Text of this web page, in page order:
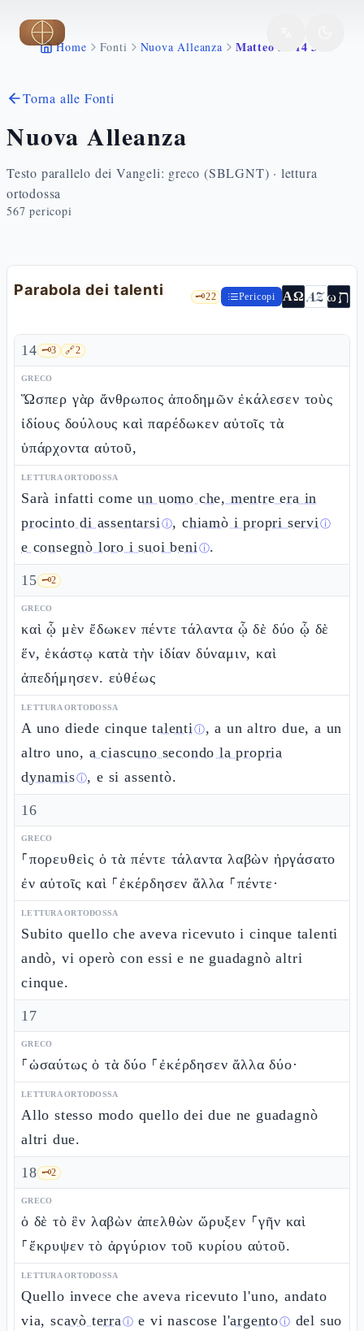
Vai al contenuto principale
Home Fonti Nuova Alleanza Matteo 25 14 30
Torna alle Fonti
Nuova Alleanza
Testo parallelo dei Vangeli: greco (SBLGNT) · lettura
ortodossa
567 pericopi
Parabola dei talenti 🗝️22 Pericopi ΑΩ AZωת
14 🗝️3 🔗2
GRECO
Ὥσπερ γὰρ ἄνθρωπος ἀποδημῶν ἐκάλεσεν τοὺς
ἰδίους δούλους καὶ παρέδωκεν αὐτοῖς τὰ
ὑπάρχοντα αὐτοῦ,
LETTURA ORTODOSSA
Sarà infatti comeun uomo che, mentre era in
procinto di assentarsiⓘ,chiamò i propri serviⓘ
e consegnò loro i suoi beniⓘ.
15 🗝️2
GRECO
καὶ ᾧ μὲν ἔδωκεν πέντε τάλαντα ᾧ δὲ δύο ᾧ δὲ
ἕν, ἑκάστῳ κατὰ τὴν ἰδίαν δύναμιν, καὶ
ἀπεδήμησεν. εὐθέως
LETTURA ORTODOSSA
A uno diede cinquetalentiⓘ, a un altro due, a un
altro uno, a ciascuno secondo la propria
dynamisⓘ, e si assentò.
16
GRECO
⸀πορευθεὶς ὁ τὰ πέντε τάλαντα λαβὼν ἠργάσατο
ἐν αὐτοῖς καὶ ⸀ἐκέρδησεν ἄλλα ⸀πέντε·
LETTURA ORTODOSSA
Subito quello che aveva ricevuto i cinque talenti
andò, vi operò con essi e ne guadagnò altri
cinque.
17
GRECO
⸀ὡσαύτως ὁ τὰ δύο ⸀ἐκέρδησεν ἄλλα δύο·
LETTURA ORTODOSSA
Allo stesso modo quello dei due ne guadagnò
altri due.
18 🗝️2
GRECO
ὁ δὲ τὸ ἓν λαβὼν ἀπελθὼν ὤρυξεν ⸀γῆν καὶ
⸀ἔκρυψεν τὸ ἀργύριον τοῦ κυρίου αὐτοῦ.
LETTURA ORTODOSSA
Quello invece che aveva ricevuto l'uno, andato
via, scavò terraⓘ e vi nascose l'argentoⓘ del suo